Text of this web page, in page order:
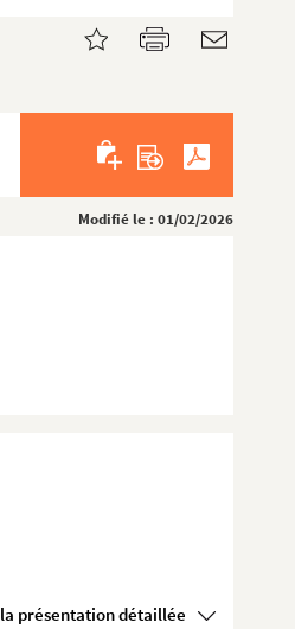
Modifié le : 01/02/2026
Voir la présentation détaillée